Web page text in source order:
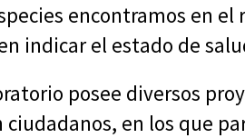
encontramos en
indicar el estado de
posee diversos
ciudadanos, en los que